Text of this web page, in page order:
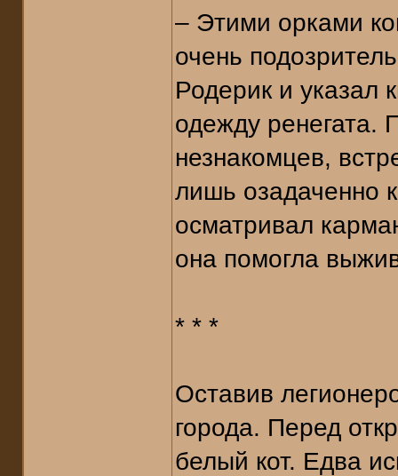
– Этими орками
очень
Родерик и указал
одежду ренегата.
незнакомцев,
лишь озадаченно
осматривал
она помогла
* * *
Оставив
города. Перед
белый кот. Едва